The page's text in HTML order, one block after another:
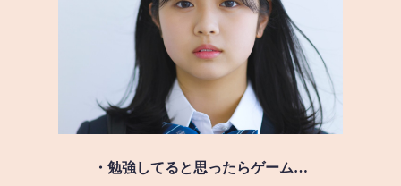
・勉強してると思ったらゲーム…